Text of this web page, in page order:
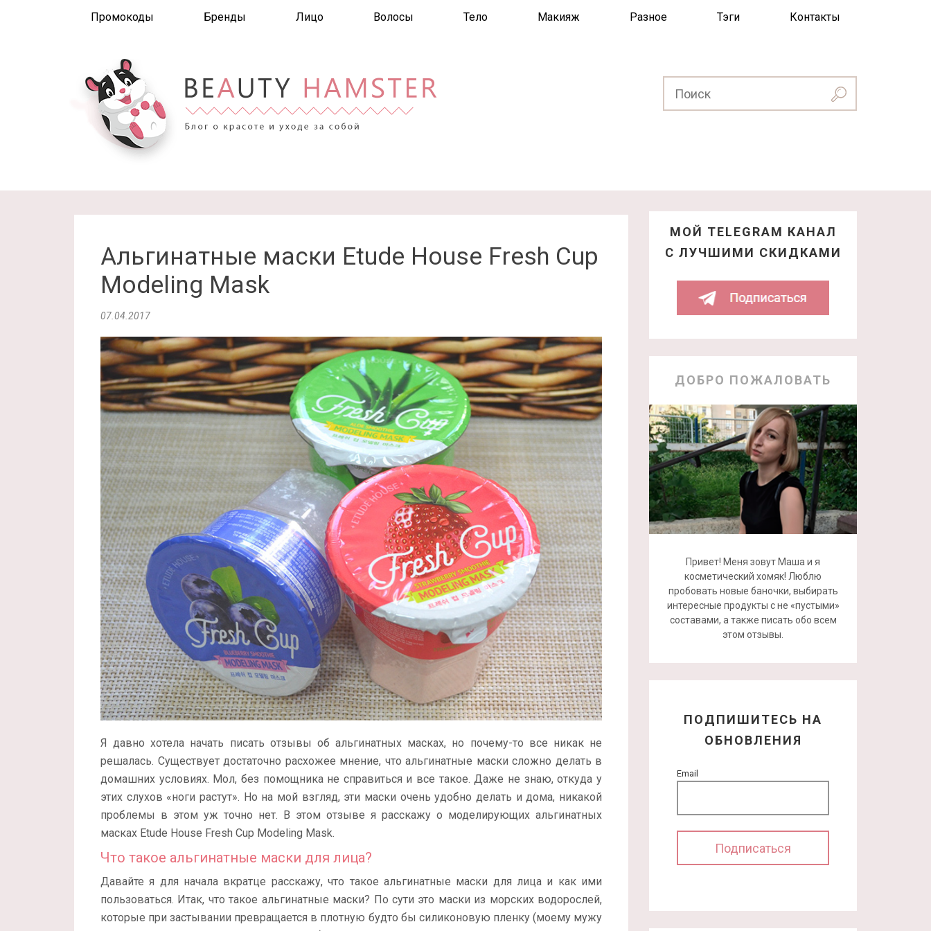
Промокоды Бренды Лицо Волосы Тело Макияж Разное Тэги Контакты
Альгинатные маски Etude House Fresh Cup
Modeling Mask
07.04.2017
Я давно хотела начать писать отзывы об альгинатных масках, но почему-то все никак не
решалась. Существует достаточно расхожее мнение, что альгинатные маски сложно делать в
домашних условиях. Мол, без помощника не справиться и все такое. Даже не знаю, откуда у
этих слухов «ноги растут». Но на мой взгляд, эти маски очень удобно делать и дома, никакой
проблемы в этом уж точно нет. В этом отзыве я расскажу о моделирующих альгинатных
масках Etude House Fresh Cup Modeling Mask.
Что такое альгинатные маски для лица?
Давайте я для начала вкратце расскажу, что такое альгинатные маски для лица и как ими
пользоваться. Итак, что такое альгинатные маски? По сути это маски из морских водорослей,
которые при застывании превращается в плотную будто бы силиконовую пленку (моему мужу
МОЙ TELEGRAM КАНАЛ
С ЛУЧШИМИ СКИДКАМИ
ДОБРО ПОЖАЛОВАТЬ
Привет! Меня зовут Маша и я
косметический хомяк! Люблю
пробовать новые баночки, выбирать
интересные продукты с не «пустыми»
составами, а также писать обо всем
этом отзывы.
ПОДПИШИТЕСЬ НА
ОБНОВЛЕНИЯ
Email